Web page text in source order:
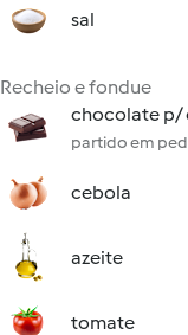
sal
Recheio e fondue
chocolate p/
partido em
cebola
azeite
tomate